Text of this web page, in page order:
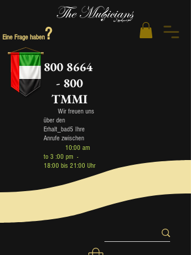
Eine Frage haben?
800 8664
- 800
TMMI
Wir freuen uns
über den
Erhalt_bad5 Ihre
Anrufe zwischen
10:00 am
to 3 :00 pm -
18:00 bis 21:00 Uhr